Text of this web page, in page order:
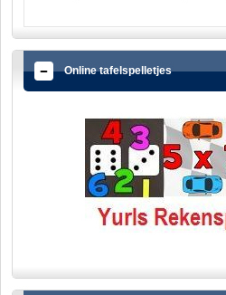
Online tafelspelletjes